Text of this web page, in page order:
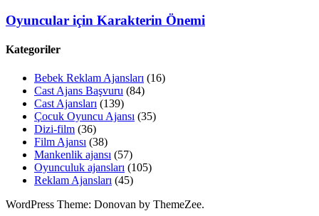
Oyuncular için Karakterin Önemi
Kategoriler
Bebek Reklam Ajansları (16)
Cast Ajans Başvuru (84)
Cast Ajansları (139)
Çocuk Oyuncu Ajansı (35)
Dizi-film (36)
Film Ajansı (38)
Mankenlik ajansı (57)
Oyunculuk ajansları (105)
Reklam Ajansları (45)
WordPress Theme: Donovan by ThemeZee.